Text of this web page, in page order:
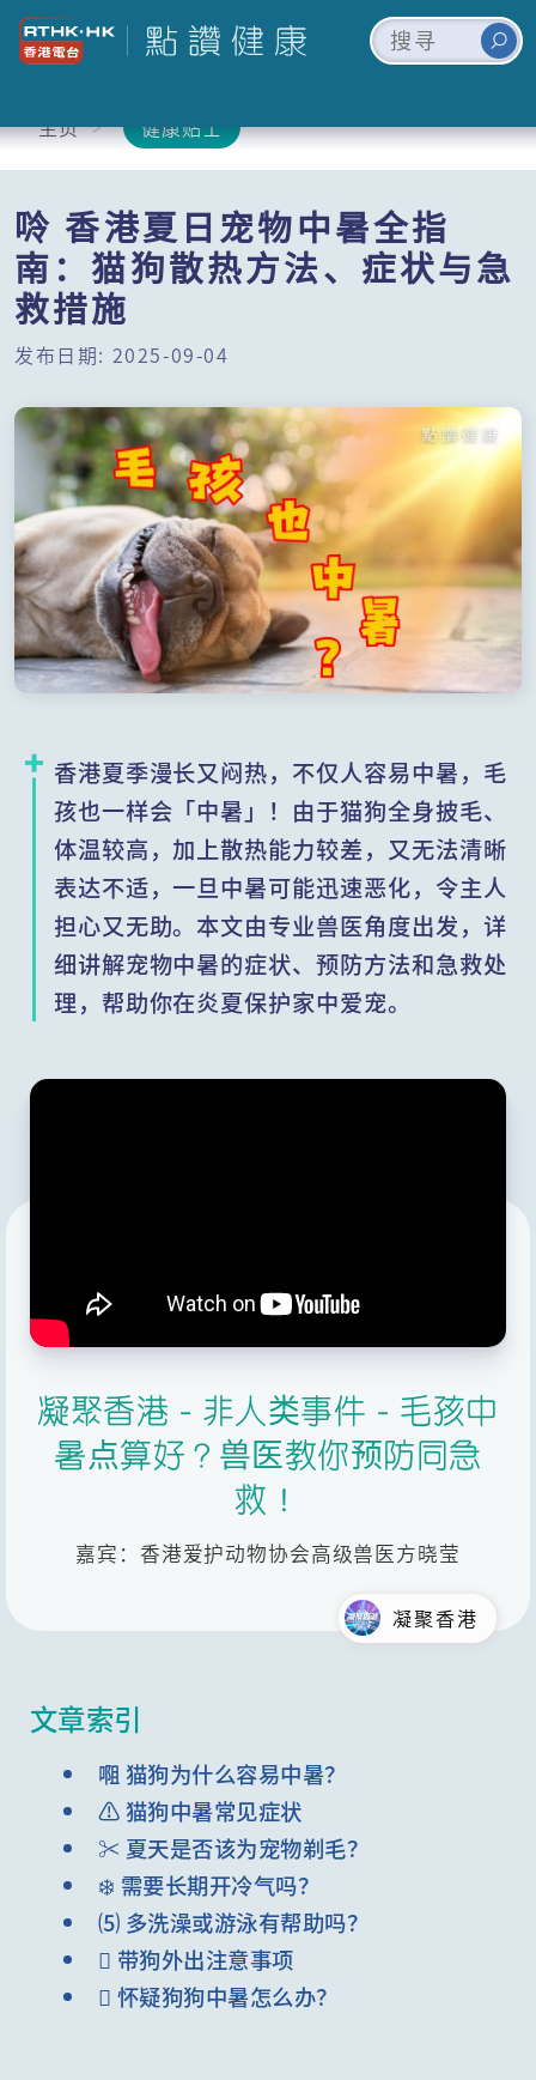
主页 健康贴士
唥 香港夏日宠物中暑全指
南：猫狗散热方法、症状与急
救措施
发布日期: 2025-09-04
香港夏季漫长又闷热，不仅人容易中暑，毛
孩也一样会「中暑」！由于猫狗全身披毛、
体温较高，加上散热能力较差，又无法清晰
表达不适，一旦中暑可能迅速恶化，令主人
担心又无助。本文由专业兽医角度出发，详
细讲解宠物中暑的症状、预防方法和急救处
理，帮助你在炎夏保护家中爱宠。
凝聚香港 - 非人类事件 - 毛孩中
暑点算好？兽医教你预防同急
救！
嘉宾：香港爱护动物协会高级兽医方晓莹
凝聚香港
文章索引
唨 猫狗为什么容易中暑？
⚠️ 猫狗中暑常见症状
✂️ 夏天是否该为宠物剃毛？
❄️ 需要长期开冷气吗？
⑸ 多洗澡或游泳有帮助吗？
 带狗外出注意事项
 怀疑狗狗中暑怎么办？